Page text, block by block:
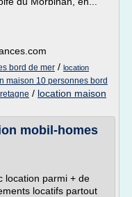
bord de mer / location
maison 10 personnes bord
/ location maison
mobil-homes
location parmi + de
locatifs partout